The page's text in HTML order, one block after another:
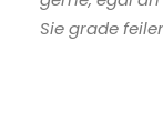
Sie grade